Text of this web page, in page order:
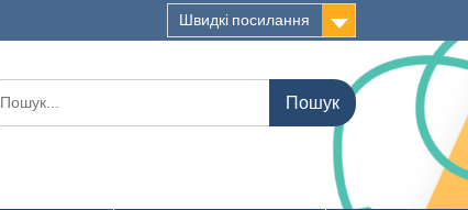
Швидкі посилання